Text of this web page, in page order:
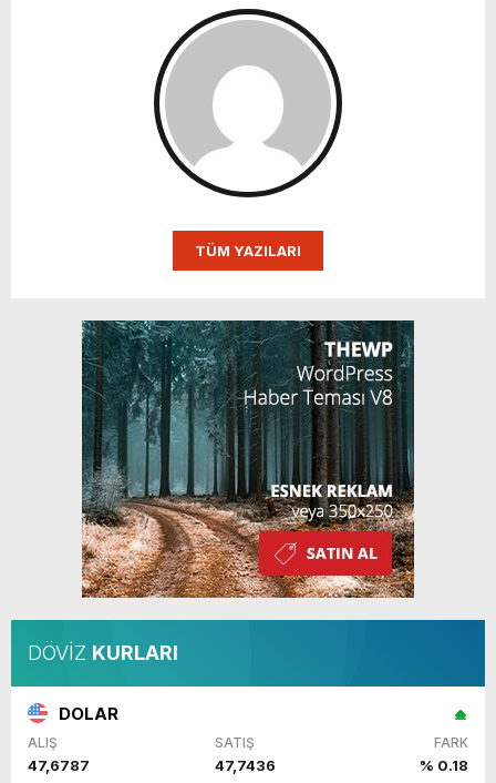
TÜM YAZILARI
DÖVİZ KURLARI
DOLAR
ALIŞ SATIŞ FARK
47,6787 47,7436 % 0.18